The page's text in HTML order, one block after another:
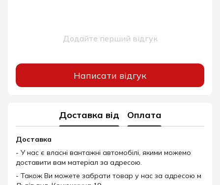
Додайте перший відгук
Написати відгук
Доставка від Оплата
Доставка
- У нас є власні вантажні автомобілі, якими можемо
доставити вам матеріал за адресою.
- Також Ви можете забрати товар у нас за адресою м